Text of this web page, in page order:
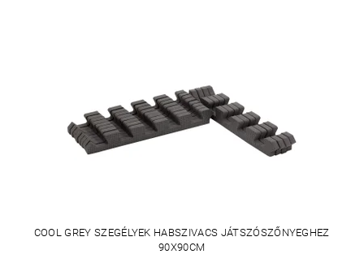
COOL GREY SZEGÉLYEK HABSZIVACS JÁTSZÓSZŐNYEGHEZ
90X90CM